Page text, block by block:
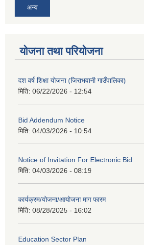
अन्य
योजना तथा परियोजना
दश वर्ष शिक्षा योजना (जिराभवानी गाउँपालिका)
मिति: 06/22/2026 - 12:54
Bid Addendum Notice
मिति: 04/03/2026 - 10:54
Notice of Invitation For Electronic Bid
मिति: 04/03/2026 - 08:19
कार्यक्रम/योजना/आयोजना माग फारम
मिति: 08/28/2025 - 16:02
Education Sector Plan